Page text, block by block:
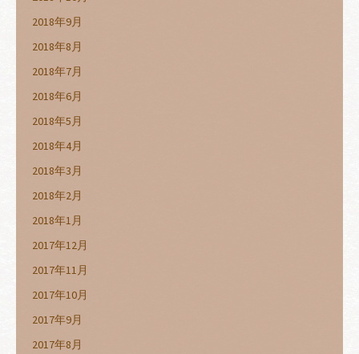
2018年9月
2018年8月
2018年7月
2018年6月
2018年5月
2018年4月
2018年3月
2018年2月
2018年1月
2017年12月
2017年11月
2017年10月
2017年9月
2017年8月